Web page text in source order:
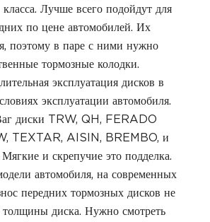
класса. Лучше всего подойдут для
по цене автомобилей. Их
поэтому в паре с ними нужно
тормозные колодки.
эксплуатация дисков в
эксплуатации автомобиля.
диски TRW, QH, FERADO
TEXTAR, AISIN, BREMBO, и
и скрепучие это подделка.
автомобиля, на современных
передних тормозных дисков не
диска. Нужно смотреть